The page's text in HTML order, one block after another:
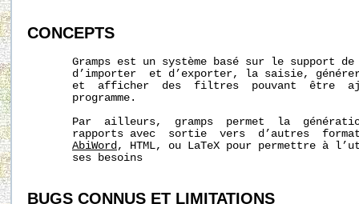
CONCEPTS
Gramps est un système basé sur le support
d’importer  et d’exporter, la saisie,
et  afficher  des  filtres  pouvant  être
       programme.
Par  ailleurs,  gramps  permet  la
rapports avec  sortie  vers  d’autres
AbiWord , HTML, ou LaTeX pour permettre à
       ses besoins
BUGS CONNUS ET LIMITATIONS